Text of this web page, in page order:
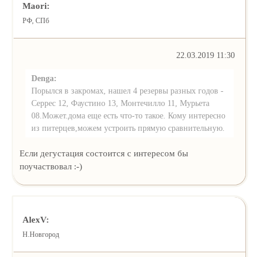
Maori:
РФ, СПб
22.03.2019 11:30
Denga:
Порылся в закромах, нашел 4 резервы разных годов -
Серрес 12, Фаустино 13, Монтечилло 11, Мурьета
08.Может.дома еще есть что-то такое. Кому интересно
из питерцев,можем устроить прямую сравнительную.
Если дегустация состоится с интересом бы
поучаствовал :-)
AlexV:
Н.Новгород